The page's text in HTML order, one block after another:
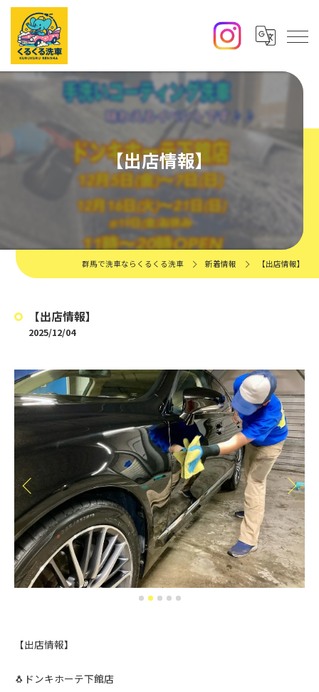
【出店情報】
群馬で洗車ならくるくる洗車 新着情報 【出店情報】
【出店情報】
2025/12/04
【出店情報】
🐧ドンキホーテ下館店